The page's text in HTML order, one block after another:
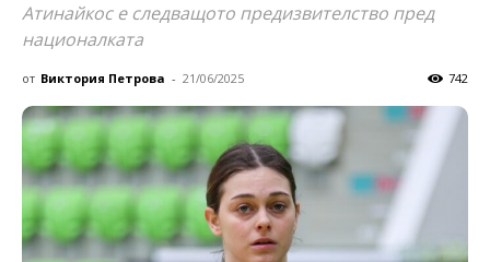
Атинайкос е следващото предизвителство пред
националката
от Виктория Петрова - 21/06/2025 742